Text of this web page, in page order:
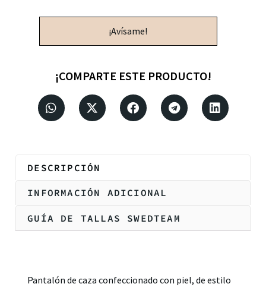
¡Avísame!
¡COMPARTE ESTE PRODUCTO!
DESCRIPCIÓN
INFORMACIÓN ADICIONAL
GUÍA DE TALLAS SWEDTEAM
Pantalón de caza confeccionado con piel, de estilo